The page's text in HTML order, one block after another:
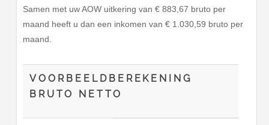
Samen met uw AOW uitkering van € 883,67 bruto per
maand heeft u dan een inkomen van € 1.030,59 bruto per
maand.
VOORBEELDBEREKENING
BRUTO NETTO